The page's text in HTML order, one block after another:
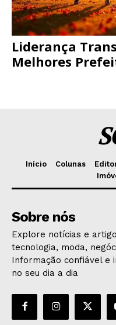
Liderança
Melhores
Início Colunas
Sobre nós
Explore notícias e
tecnologia, moda,
Informação confiável e
no seu dia a dia